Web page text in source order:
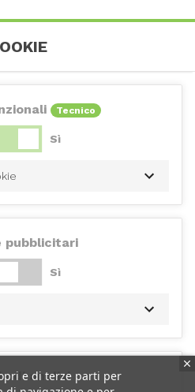
e di terze parti per
Tecnico
Sì
pubblicitari
Sì
di analisi